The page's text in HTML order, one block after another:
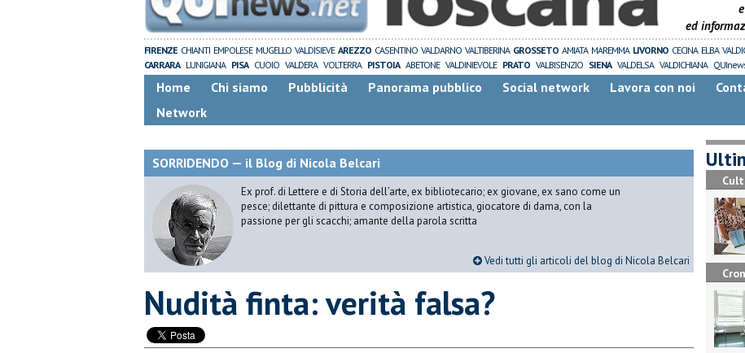
ed
FIRENZE CHIANTI EMPOLESE MUGELLO VALDISIEVE AREZZO CASENTINO VALDARNO VALTIBERINA GROSSETO AMIATA MAREMMA LIVORNO CECINA ELBA
CARRARA LUNIGIANA PISA CUOIO VALDERA VOLTERRA PISTOIA ABETONE VALDINIEVOLE PRATO VALBISENZIO SIENA VALDELSA VALDICHIANA
Home Chi siamo Pubblicità Panorama pubblico Social network Lavora con noi
Network
SORRIDENDO — il Blog di Nicola Belcari
Ex prof. di Lettere e di Storia dell’arte, ex bibliotecario; ex giovane, ex sano come un
pesce; dilettante di pittura e composizione artistica, giocatore di dama, con la
passione per gli scacchi; amante della parola scritta
Vedi tutti gli articoli del blog di Nicola Belcari
Nudità finta: verità falsa?